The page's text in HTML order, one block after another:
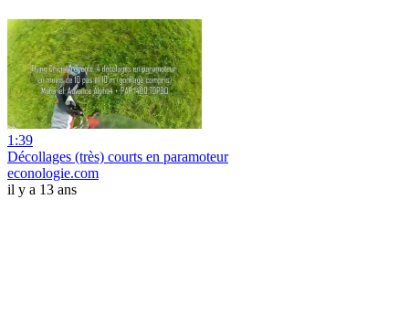
1:39
Décollages (très) courts en paramoteur
econologie.com
il y a 13 ans